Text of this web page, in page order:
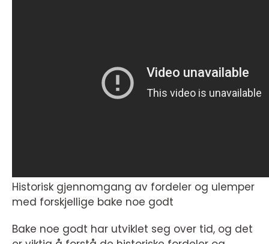
Historisk gjennomgang av fordeler og ulemper
med forskjellige bake noe godt
Bake noe godt har utviklet seg over tid, og det